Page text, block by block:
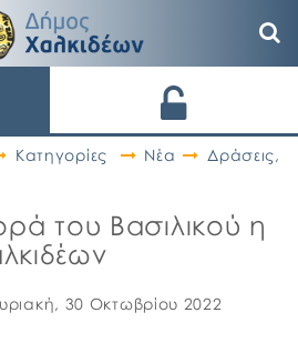
Κατηγορίες Νέα Δράσεις,
του Βασιλικού η
30 Οκτωβρίου 2022